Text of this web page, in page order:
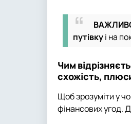
путівкуі на
Чим
схожість,
Щоб зрозуміти у
фінансових угод.